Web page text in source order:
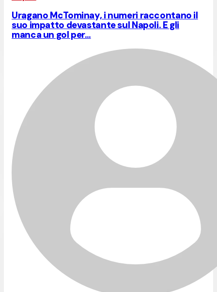
Uragano McTominay, i numeri raccontano il
suo impatto devastante sul Napoli. E gli
manca un gol per…